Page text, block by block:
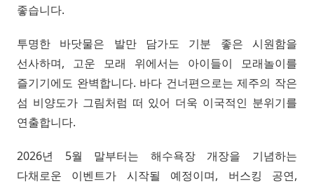
좋습니다.
투명한 바닷물은 발만 담가도 기분 좋은 시원함을
선사하며, 고운 모래 위에서는 아이들이 모래놀이를
즐기기에도 완벽합니다. 바다 건너편으로는 제주의 작은
섬 비양도가 그림처럼 떠 있어 더욱 이국적인 분위기를
연출합니다.
2026년 5월 말부터는 해수욕장 개장을 기념하는
다채로운 이벤트가 시작될 예정이며, 버스킹 공연,